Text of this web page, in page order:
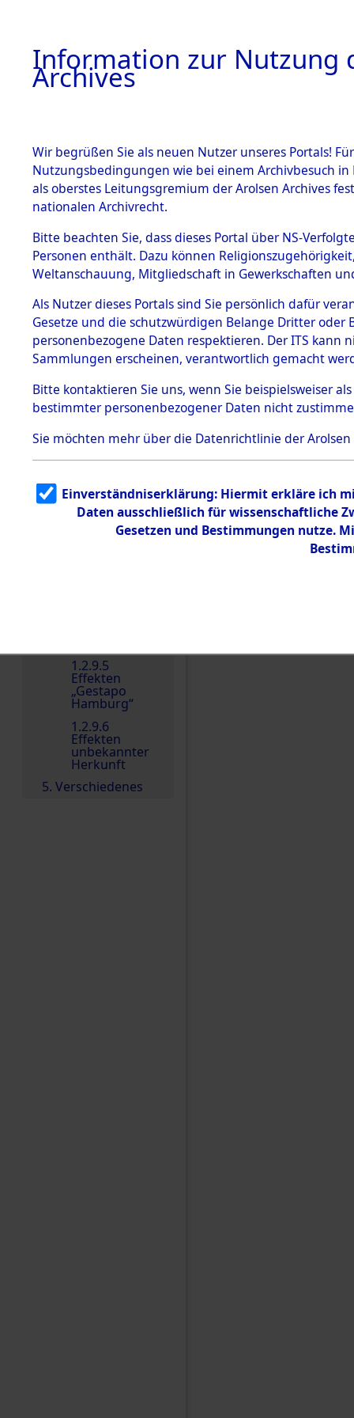
BESTÄNDE
1.
Inhaftierungsdoku
mente
1.2.9 Beim ITS
Effekten
1.2.9.1
Effekten aus
dem KZ
Dachau
1.2.9.2
Effekten aus
dem KZ
Bayerisches
Dokument
e
1.2.9.5
Effekten
„Gestapo
Hamburg“
1.2.9.6
Effekten
unbekannter
Herkunft
5. Verschiedenes
0007
Einen Kommentar
Information zur Nutzung
Archives
Wir begrüßen Sie als neuen Nutzer unseres Portals!
Nutzungsbedingungen wie bei einem Archivbesuch
als oberstes Leitungsgremium der Arolsen Archives
nationalen Archivrecht.
Bitte beachten Sie, dass dieses Portal über NS-
Personen enthält. Dazu können
Weltanschauung, Mitgliedschaft in Gewerkschaften
Als Nutzer dieses Portals sind Sie persönlich dafür
Gesetze und die schutzwürdigen Belange Dritter
personenbezogene Daten respektieren. Der ITS
Sammlungen erscheinen, verantwortlich gemacht
Bitte kontaktieren Sie uns, wenn Sie beispielsweiser
bestimmter personenbezogener Daten nicht
Sie möchten mehr über die Datenrichtlinie der Arolsen
Einverständniserklärung: Hiermit erkläre ich
Daten ausschließlich für wissenschaftliche
Gesetzen und Bestimmungen nutze.